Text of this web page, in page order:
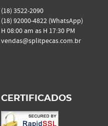
(18) 3522-2090
(18) 92000-4822 (WhatsApp)
H 08:00 am as H 17:30 PM
vendas@splitpecas.com.br
CERTIFICADOS